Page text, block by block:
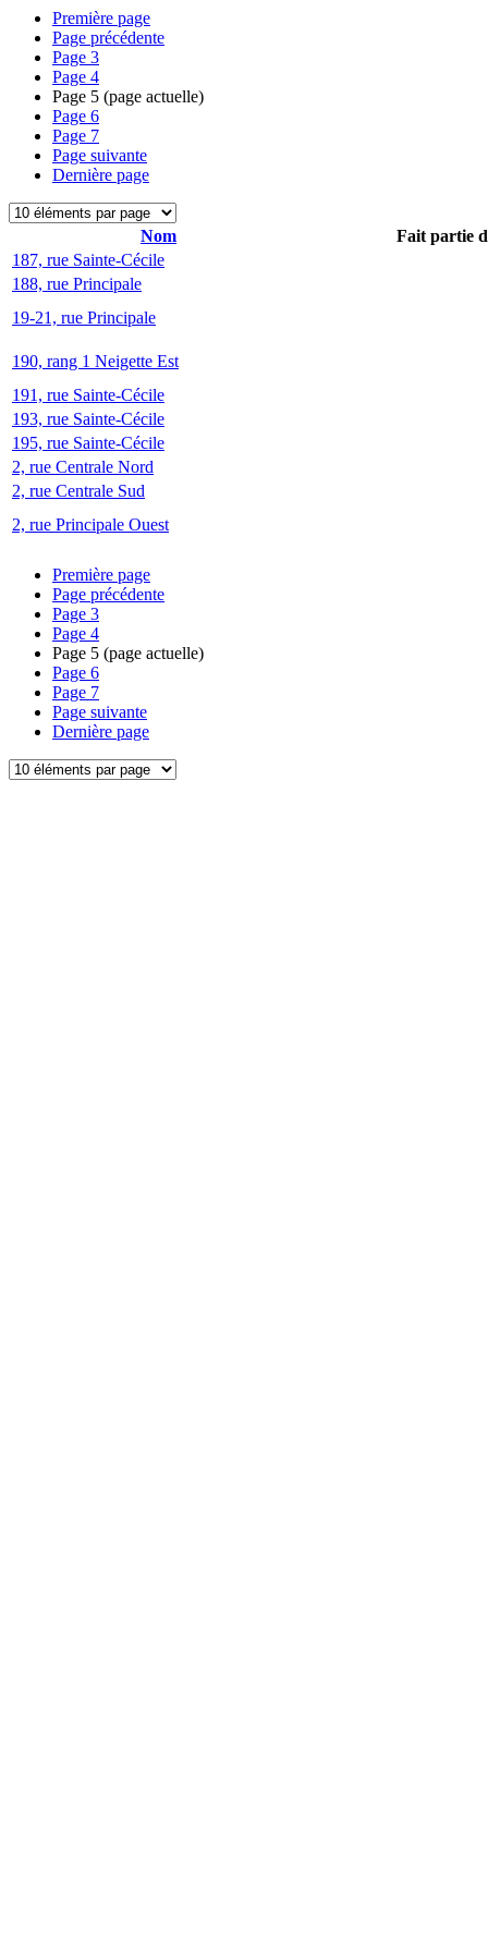
Première page
Page précédente
Page 3
Page 4
Page 5 (page actuelle)
Page 6
Page 7
Page suivante
Dernière page
Nom
Fait partie
187, rue Sainte-Cécile
188, rue Principale
19-21, rue Principale
190, rang 1 Neigette Est
191, rue Sainte-Cécile
193, rue Sainte-Cécile
195, rue Sainte-Cécile
2, rue Centrale Nord
2, rue Centrale Sud
2, rue Principale Ouest
Première page
Page précédente
Page 3
Page 4
Page 5 (page actuelle)
Page 6
Page 7
Page suivante
Dernière page